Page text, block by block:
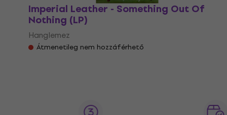
Imperial Leather - Something Out Of
Nothing (LP)
Hanglemez
Átmenetileg nem hozzáférhető